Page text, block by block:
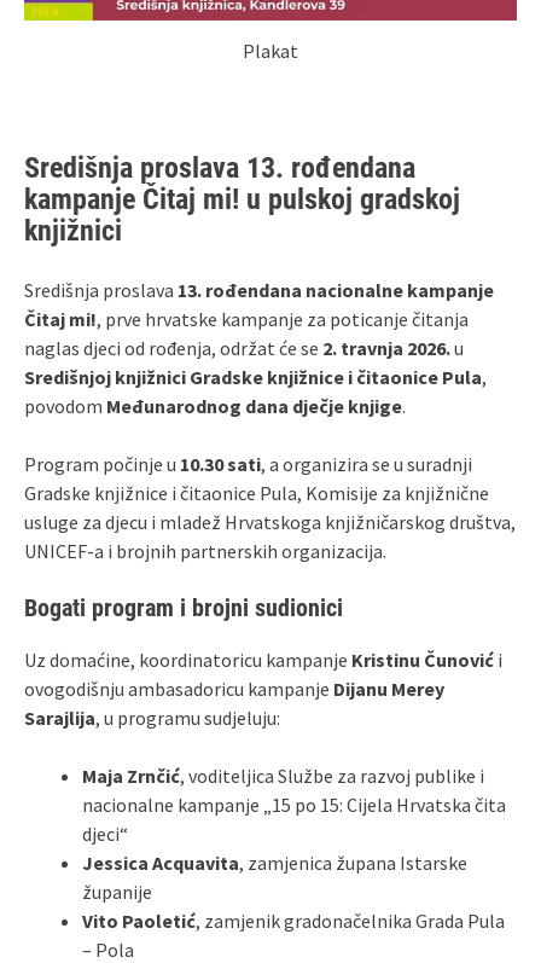
Plakat
Središnja proslava 13. rođendana
kampanje Čitaj mi! u pulskoj gradskoj
knjižnici
Središnja proslava 13. rođendana nacionalne kampanje
Čitaj mi!, prve hrvatske kampanje za poticanje čitanja
naglas djeci od rođenja, održat će se 2. travnja 2026.u
Središnjoj knjižnici Gradske knjižnice i čitaonice Pula,
povodom Međunarodnog dana dječje knjige.
Program počinje u 10.30 sati, a organizira se u suradnji
Gradske knjižnice i čitaonice Pula, Komisije za knjižnične
usluge za djecu i mladež Hrvatskoga knjižničarskog društva,
UNICEF-a i brojnih partnerskih organizacija.
Bogati program i brojni sudionici
Uz domaćine, koordinatoricu kampanje Kristinu Čunović i
ovogodišnju ambasadoricu kampanje Dijanu Merey
Sarajlija, u programu sudjeluju:
Maja Zrnčić, voditeljica Službe za razvoj publike i
nacionalne kampanje „15 po 15: Cijela Hrvatska čita
djeci“
Jessica Acquavita, zamjenica župana Istarske
županije
Vito Paoletić, zamjenik gradonačelnika Grada Pula
– Pola